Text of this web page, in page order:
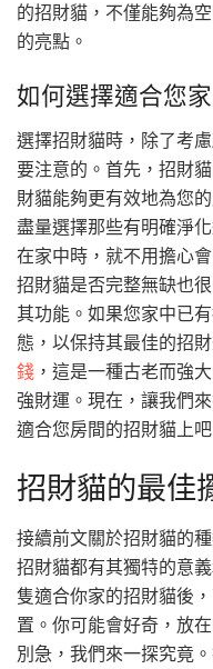
的招財貓，不僅能夠為
的亮點。
如何選擇適合您
選擇招財貓時，除了考
要注意的。首先，招財
財貓能夠更有效地為您
盡量選擇那些有明確淨
在家中時，就不用擔心
招財貓是否完整無缺也
其功能。如果您家中已
態，以保持其最佳的招
錢 ，這是一種古老而強
強財運。現在，讓我們
適合您房間的招財貓上吧
招財貓的最佳
接續前文關於招財貓的
招財貓都有其獨特的意
隻適合你家的招財貓後
置。你可能會好奇，放
別急，我們來一探究竟